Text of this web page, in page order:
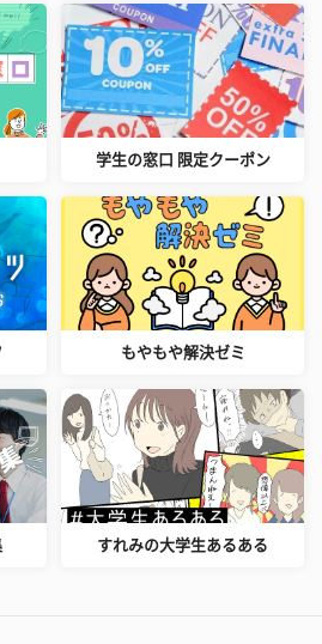
学生の窓口 限定クーポン
もやもや解決ゼミ
すれみの大学生あるある